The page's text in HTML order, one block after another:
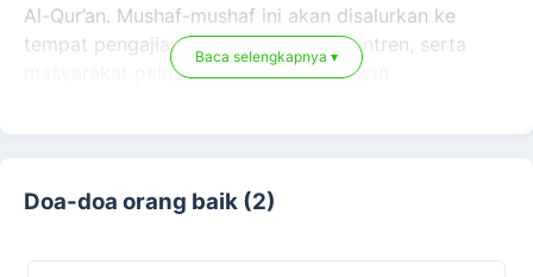
Al-Qur’an. Mushaf-mushaf ini akan disalurkan ke
tempat pengajian, surau, masjid, pesantren, serta
masyarakat pelosok yang membutuhkan.
Rasulullah ﷺ bersabda:“Sebaik-baik kalian adalah
Bukhari). Setiap huruf yang dibaca, setiap ayat yang
dihafalkan, dan setiap doa yang dipanjatkan—insyaa
menghadiahkannya.
Baca selengkapnya ▾
Doa-doa orang baik (2)